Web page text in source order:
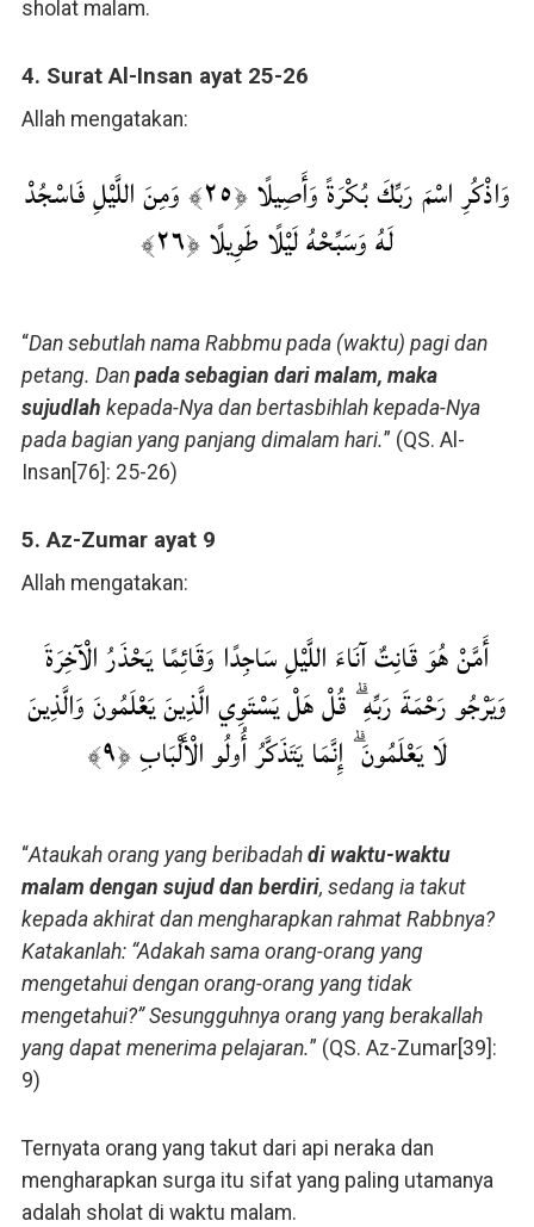
sholat malam.
4. Surat Al-Insan ayat 25-26
Allah mengatakan:
وَاذْكُرِ اسْمَ رَبِّكَ بُكْرَةً وَأَصِيلًا ﴿٢٥﴾ وَمِنَ اللَّيْلِ فَاسْجُدْ
لَهُ وَسَبِّحْهُ لَيْلًا طَوِيلًا ﴿٢٦﴾
“Dan sebutlah nama Rabbmu pada (waktu) pagi dan
petang. Dan pada sebagian dari malam, maka
sujudlah kepada-Nya dan bertasbihlah kepada-Nya
pada bagian yang panjang dimalam hari.” (QS. Al-
Insan[76]: 25-26)
5. Az-Zumar ayat 9
Allah mengatakan:
أَمَّنْ هُوَ قَانِتٌ آنَاءَ اللَّيْلِ سَاجِدًا وَقَائِمًا يَحْذَرُ الْآخِرَةَ
وَيَرْجُو رَحْمَةَ رَبِّهِ ۗ قُلْ هَلْ يَسْتَوِي الَّذِينَ يَعْلَمُونَ وَالَّذِينَ
لَا يَعْلَمُونَ ۗ إِنَّمَا يَتَذَكَّرُ أُولُو الْأَلْبَابِ ﴿٩﴾
“Ataukah orang yang beribadah di waktu-waktu
malam dengan sujud dan berdiri, sedang ia takut
kepada akhirat dan mengharapkan rahmat Rabbnya?
Katakanlah: “Adakah sama orang-orang yang
mengetahui dengan orang-orang yang tidak
mengetahui?” Sesungguhnya orang yang berakallah
yang dapat menerima pelajaran.” (QS. Az-Zumar[39]:
9)
Ternyata orang yang takut dari api neraka dan
mengharapkan surga itu sifat yang paling utamanya
adalah sholat di waktu malam.